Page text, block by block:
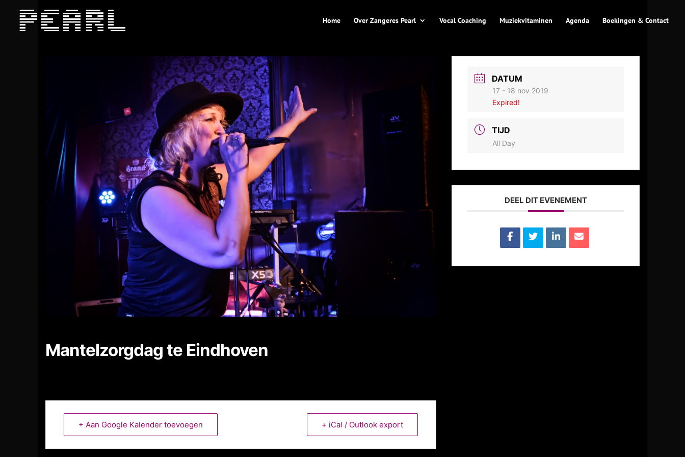
Home Over Zangeres Pearl Vocal Coaching Muziekvitaminen Agenda Boekingen & Contact
Mantelzorgdag te Eindhoven
+ Aan Google Kalender toevoegen + iCal / Outlook export
DATUM
17 - 18 nov 2019
Expired!
TIJD
All Day
DEEL DIT EVENEMENT